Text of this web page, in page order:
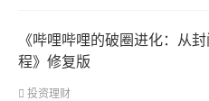
《哔哩哔哩的破圈进化：从
程》修复版
投资理财